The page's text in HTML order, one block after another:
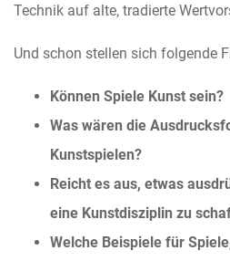
Technik auf alte, tradierte
Und schon stellen sich folgende
Können Spiele Kunst sein?
Was wären die
Kunstspielen?
Reicht es aus, etwas
eine Kunstdisziplin zu
Welche Beispiele für